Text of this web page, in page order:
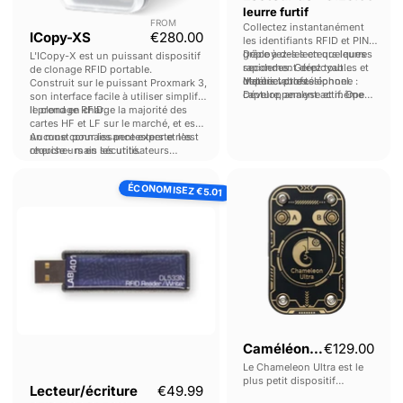
ICopy-XS
FROM
Prix actuel
€280.00
L'ICopy-X est un puissant dispositif
de clonage RFID portable.
Construit sur le puissant Proxmark 3,
son interface facile à utiliser simplifie
le clonage RFID.
Il prend en charge la majorité des
cartes HF et LF sur le marché, et est
un must pour les pentesters et les
chercheurs en sécurité.
Aucune connaissance experte n'est
requise - mais les utilisateurs
effectuer des opérations avancées .
leurre furtif
Collectez instantanément
les identifiants RFID et PIN
grâce à des lecteurs leurres
rapidement déployables et
indétectables.
Déployez-les en quelques
secondes. Gérez tout
depuis votre téléphone :
capture, analyse et même
Matériel professionnel.
Développement actif. Open
ÉCONOMISEZ€5.01
Lecteur/
écriture
Lecteur/écriture Prix actuel
€49.99
Ultra
Caméléon Ultra€129.00
Le Chameleon Ultra est le
plus petit dispositif